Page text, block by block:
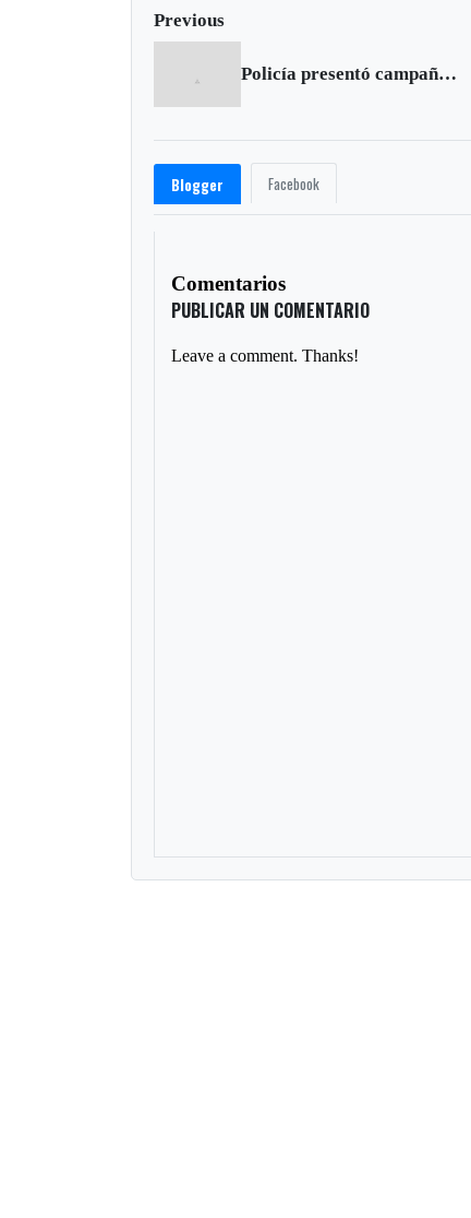
Previous
Policía presentó campaña de seguridad para Semana Santa
Blogger Facebook
Comentarios
PUBLICAR UN COMENTARIO
Leave a comment. Thanks!